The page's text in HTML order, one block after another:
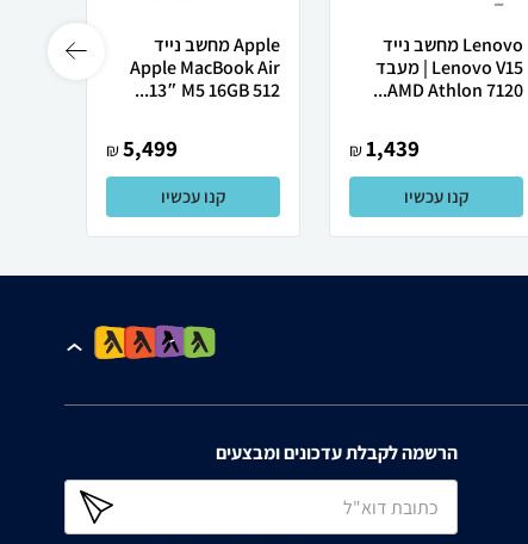
Lenovo מחשב נייד
Lenovo V15 | מעבד
AMD Athlon 7120...
1,439
₪
קנו עכשיו
Apple מחשב נייד
Apple MacBook Air
13″ M5 ‎16GB 512...
5,499
₪
קנו עכשיו
הרשמה לקבלת עדכונים ומבצעים